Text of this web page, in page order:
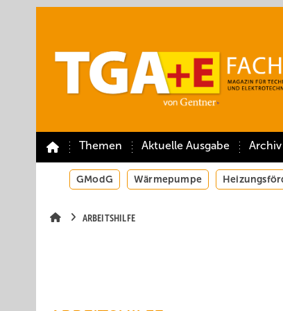
Themen Aktuelle Ausgabe Archiv
GModG Wärmepumpe
ARBEITSHILFE